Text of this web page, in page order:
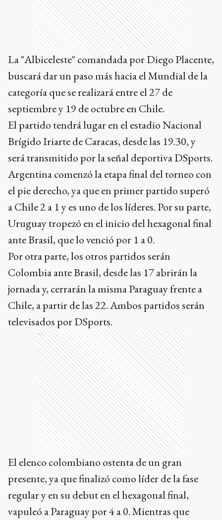
La "Albiceleste" comandada por Diego Placente,
buscará dar un paso más hacia el Mundial de la
categoría que se realizará entre el 27 de
septiembre y 19 de octubre en Chile.
El partido tendrá lugar en el estadio Nacional
Brígido Iriarte de Caracas, desde las 19.30, y
será transmitido por la señal deportiva DSports.
Argentina comenzó la etapa final del torneo con
el pie derecho, ya que en primer partido superó
a Chile 2 a 1 y es uno de los líderes. Por su parte,
Uruguay tropezó en el inicio del hexagonal final
ante Brasil, que lo venció por 1 a 0.
Por otra parte, los otros partidos serán
Colombia ante Brasil, desde las 17 abrirán la
jornada y, cerrarán la misma Paraguay frente a
Chile, a partir de las 22. Ambos partidos serán
televisados por DSports.
Ads
El elenco colombiano ostenta de un gran
presente, ya que finalizó como líder de la fase
regular y en su debut en el hexagonal final,
vapuleó a Paraguay por 4 a 0. Mientras que